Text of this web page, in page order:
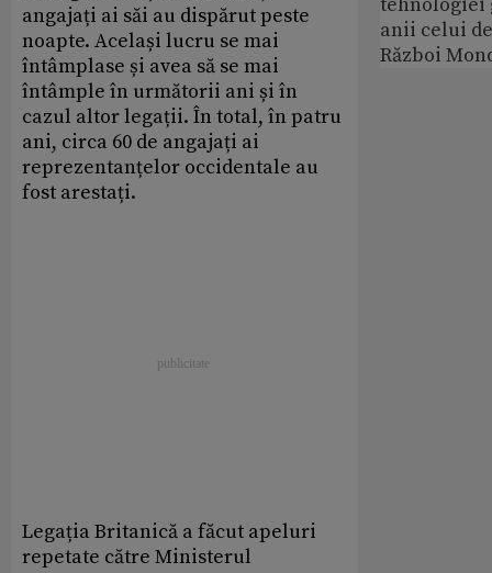
angajați ai săi au dispărut peste
noapte. Același lucru se mai
întâmplase și avea să se mai
întâmple în următorii ani și în
cazul altor legații. În total, în patru
ani, circa 60 de angajați ai
reprezentanțelor occidentale au
fost arestați.
Legația Britanică a făcut apeluri
repetate către Ministerul
anii celui
Război